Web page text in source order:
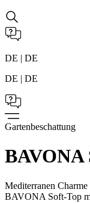
DE | DE
DE | DE
Gartenbeschattung
BAVONA
Mediterranen
BAVONA Soft-Top